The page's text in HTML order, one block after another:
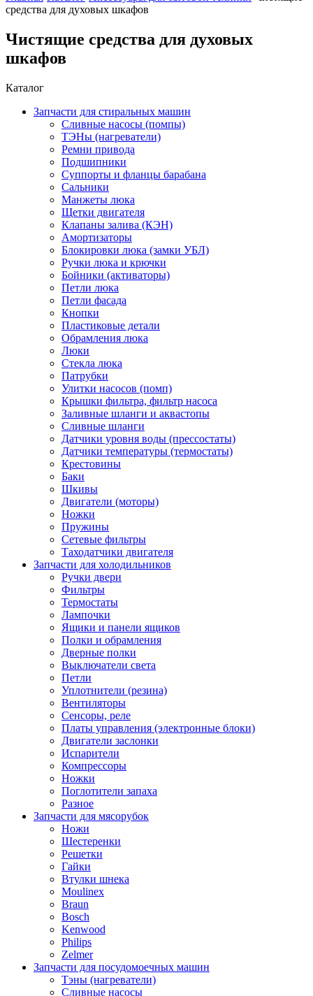
средства для духовых шкафов
Чистящие средства для духовых
шкафов
Каталог
Запчасти для стиральных машин
Сливные насосы (помпы)
ТЭНы (нагреватели)
Ремни привода
Подшипники
Суппорты и фланцы барабана
Сальники
Манжеты люка
Щетки двигателя
Клапаны залива (КЭН)
Амортизаторы
Блокировки люка (замки УБЛ)
Ручки люка и крючки
Бойники (активаторы)
Петли люка
Петли фасада
Кнопки
Пластиковые детали
Обрамления люка
Люки
Стекла люка
Патрубки
Улитки насосов (помп)
Крышки фильтра, фильтр насоса
Заливные шланги и аквастопы
Сливные шланги
Датчики уровня воды (прессостаты)
Датчики температуры (термостаты)
Крестовины
Баки
Шкивы
Двигатели (моторы)
Ножки
Пружины
Сетевые фильтры
Таходатчики двигателя
Запчасти для холодильников
Ручки двери
Фильтры
Термостаты
Лампочки
Ящики и панели ящиков
Полки и обрамления
Дверные полки
Выключатели света
Петли
Уплотнители (резина)
Вентиляторы
Сенсоры, реле
Платы управления (электронные блоки)
Двигатели заслонки
Испарители
Компрессоры
Ножки
Поглотители запаха
Разное
Запчасти для мясорубок
Ножи
Шестеренки
Решетки
Гайки
Втулки шнека
Moulinex
Braun
Bosch
Kenwood
Philips
Zelmer
Запчасти для посудомоечных машин
Тэны (нагреватели)
Сливные насосы